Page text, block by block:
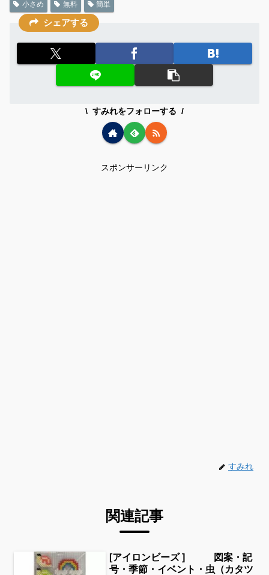
小さめ 無料 簡単
シェアする
すみれをフォローする
スポンサーリンク
すみれ
関連記事
[アイロンビーズ ] 図案・記
号・季節・イベント・虫（カタツ